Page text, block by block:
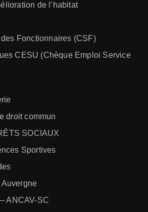
de l’habitat
Fonctionnaires (CSF)
CESU (Chèque Emploi Service
droit commun
SOCIAUX
Sportives
ANCAV-SC